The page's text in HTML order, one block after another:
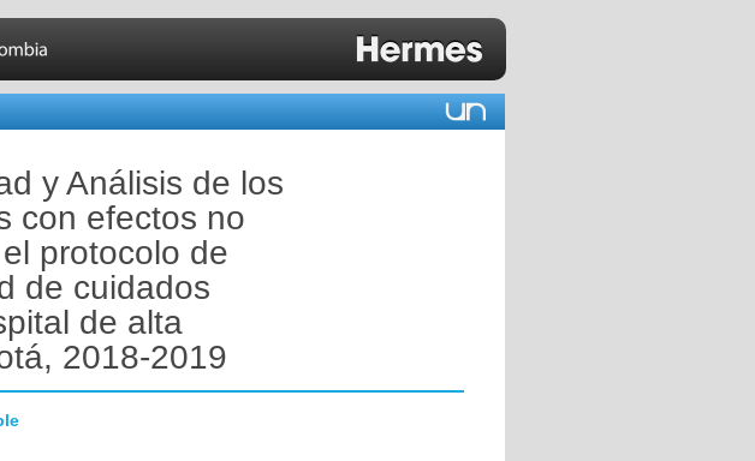
y Análisis de los
con efectos no
protocolo de
de cuidados
de alta
2018-2019